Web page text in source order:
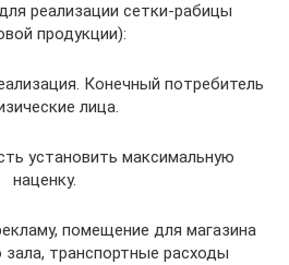
реализации сетки-рабицы
продукции):
Конечный потребитель
лица.
установить максимальную
наценку.
помещение для магазина
транспортные расходы